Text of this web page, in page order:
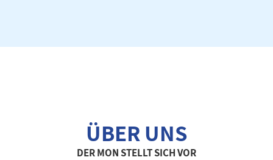
ÜBER UNS
DER MON STELLT SICH VOR